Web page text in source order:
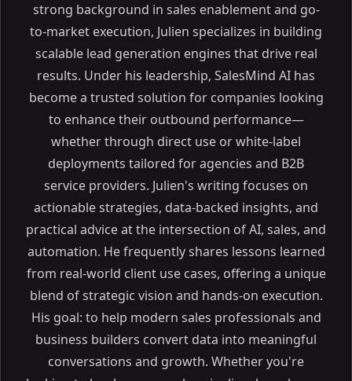
strong background in sales enablement and go-
to-market execution, Julien specializes in building
scalable lead generation engines that drive real
results. Under his leadership, SalesMind AI has
become a trusted solution for companies looking
to enhance their outbound performance—
whether through direct use or white-label
deployments tailored for agencies and B2B
service providers. Julien's writing focuses on
actionable strategies, data-backed insights, and
practical advice at the intersection of AI, sales, and
automation. He frequently shares lessons learned
from real-world client use cases, offering a unique
blend of strategic vision and hands-on execution.
His goal: to help modern sales professionals and
business builders convert data into meaningful
conversations and growth. Whether you're